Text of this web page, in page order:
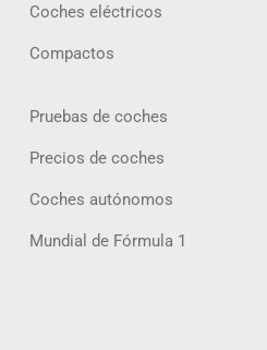
Coches eléctricos
Compactos
Pruebas de coches
Precios de coches
Coches autónomos
Mundial de Fórmula 1